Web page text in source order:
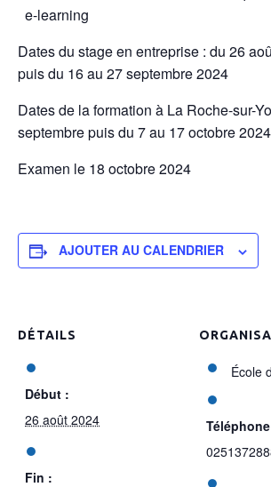
e-learning
Dates du stage en entreprise : du 26
puis du 16 au 27 septembre 2024
Dates de la formation à La Roche-sur-
septembre puis du 7 au 17 octobre 2024
Examen le 18 octobre 2024
AJOUTER AU CALENDRIER
DÉTAILS
Début :
26 août 2024
Fin :
École
Téléphone